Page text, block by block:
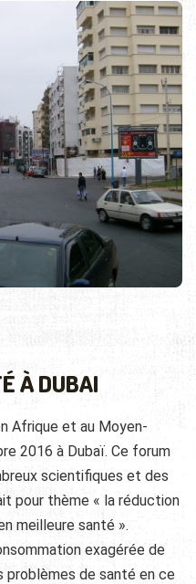
À DUBAI
Afrique et au Moyen-
2016 à Dubaï. Ce forum
scientifiques et des
pour thème « la réduction
meilleure santé ».
exagérée de
de santé en ce